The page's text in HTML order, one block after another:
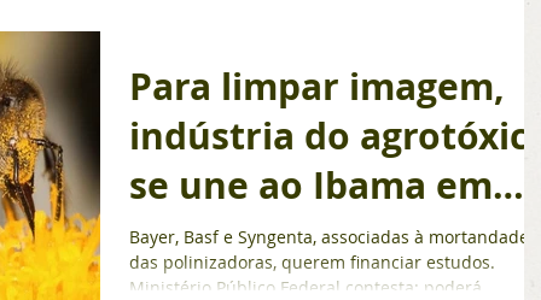
Para limpar imagem,
indústria do
se une ao Ibama em
pesquisa com abelhas
Bayer, Basf e Syngenta, associadas à mortandade
das polinizadoras, querem financiar estudos.
Ministério Público Federal contesta: poderá...